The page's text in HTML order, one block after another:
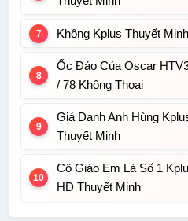
Không Kplus Thuyết
Ốc Đảo Của Oscar
/ 78 Không Thoại
Giả Danh Anh Hùng
Thuyết Minh
Cô Giáo Em Là Số 1
HD Thuyết Minh